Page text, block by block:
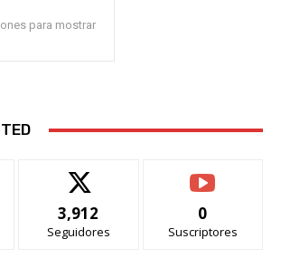
para mostrar
3,912
Seguidores
0
Suscriptores